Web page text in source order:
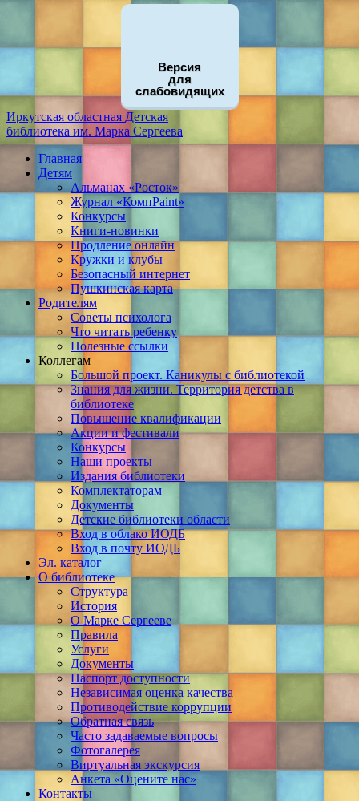
Версия
для
слабовидящих
Иркутская областная Детская
библиотека им. Марка Сергеева
Главная
Детям
Альманах «Росток»
Журнал «КомпPaint»
Конкурсы
Книги-новинки
Продление онлайн
Кружки и клубы
Безопасный интернет
Пушкинская карта
Родителям
Советы психолога
Что читать ребенку
Полезные ссылки
Коллегам
Большой проект. Каникулы с библиотекой
Знания для жизни. Территория детства в
библиотеке
Повышение квалификации
Акции и фестивали
Конкурсы
Наши проекты
Издания библиотеки
Комплектаторам
Документы
Детские библиотеки области
Вход в облако ИОДБ
Вход в почту ИОДБ
Эл. каталог
О библиотеке
Структура
История
О Марке Сергееве
Правила
Услуги
Документы
Паспорт доступности
Независимая оценка качества
Противодействие коррупции
Обратная связь
Часто задаваемые вопросы
Фотогалерея
Виртуальная экскурсия
Анкета «Оцените нас»
Контакты